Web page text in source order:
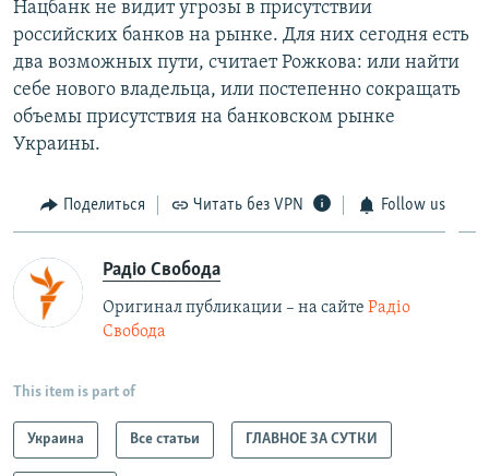
Нацбанк не видит угрозы в присутствии
российских банков на рынке. Для них сегодня есть
два возможных пути, считает Рожкова: или найти
себе нового владельца, или постепенно сокращать
объемы присутствия на банковском рынке
Украины.
Поделиться Читать без VPN Follow us
Радіо Свобода
Оригинал публикации – на сайте Радіо
Свобода
This item is part of
Украина Все статьи ГЛАВНОЕ ЗА СУТКИ